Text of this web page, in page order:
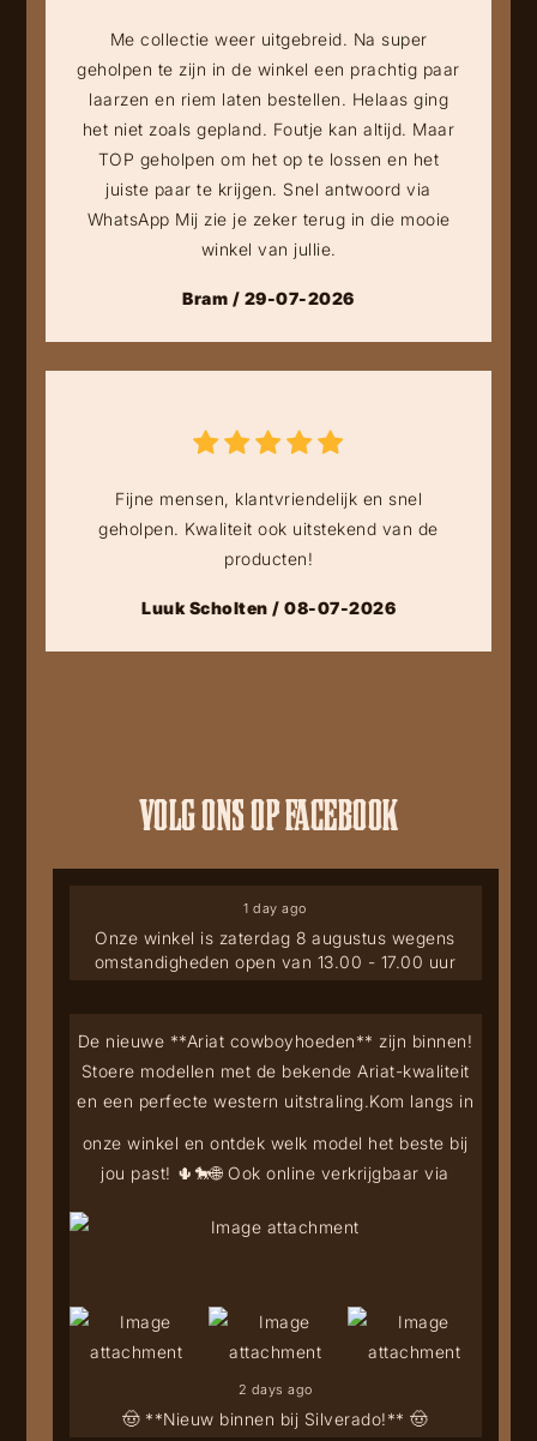
Me collectie weer uitgebreid. Na super
geholpen te zijn in de winkel een prachtig paar
laarzen en riem laten bestellen. Helaas ging
het niet zoals gepland. Foutje kan altijd. Maar
TOP geholpen om het op te lossen en het
juiste paar te krijgen. Snel antwoord via
WhatsApp Mij zie je zeker terug in die mooie
winkel van jullie.
Bram / 29-07-2026
Fijne mensen, klantvriendelijk en snel
geholpen. Kwaliteit ook uitstekend van de
producten!
Luuk Scholten / 08-07-2026
VOLG ONS OP FACEBOOK
Onze winkel is zaterdag 8 augustus wegens
omstandigheden open van 13.00 - 17.00 uur
1 day ago
🤠 **Nieuw binnen bij Silverado!** 🤠
De nieuwe **Ariat cowboyhoeden** zijn binnen!
Stoere modellen met de bekende Ariat-kwaliteit
en een perfecte western uitstraling.Kom langs in
onze winkel en ontdek welk model het beste bij
jou past! 🌵🐎🌐 Ook online verkrijgbaar via
2 days ago